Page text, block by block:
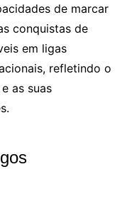
de marcar
conquistas de
em ligas
refletindo o
as suas